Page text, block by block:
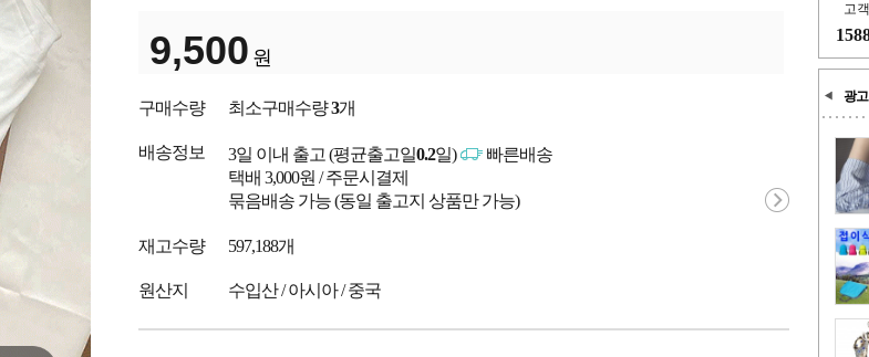
고
광고
9,500 원
구매수량 최소구매수량3개
배송정보 3일 이내 출고 (평균출고일0.2일)
빠른배송
택배 3,000원 / 주문시결제
묶음배송 가능 (동일 출고지 상품만 가능)
재고수량 597,188개
원산지 수입산 / 아시아 / 중국